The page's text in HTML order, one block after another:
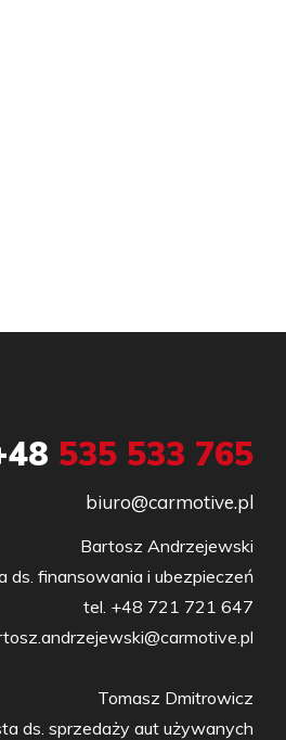
535 533 765
biuro@carmotive.pl
Bartosz Andrzejewski
ds. finansowania i ubezpieczeń
tel. +48 721 721 647
Tomasz Dmitrowicz
ds. sprzedaży aut używanych